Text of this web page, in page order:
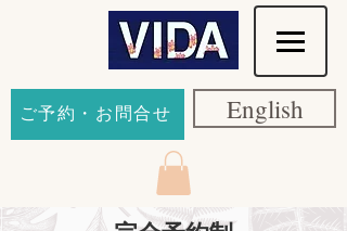
ご予約・お問合せ English